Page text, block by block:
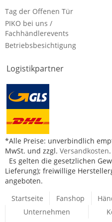
Tag der Offenen Tür
PIKO bei uns /
Fachhändlerevents
Betriebsbesichtigung
Logistikpartner
*Alle Preise: unverbindlich
MwSt. und zzgl. Versandkosten.
Es gelten die gesetzlichen
Lieferung); freiwillige
angeboten.
Startseite
Fanshop
Unternehmen